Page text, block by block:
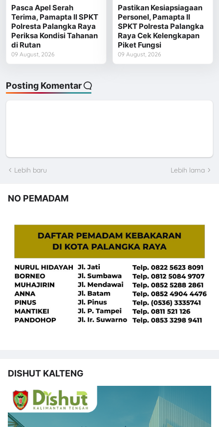
Pasca Apel Serah
Terima, Pamapta II SPKT
Polresta Palangka Raya
Periksa Kondisi Tahanan
di Rutan
09 August, 2026
Pastikan Kesiapsiagaan
Personel, Pamapta II
SPKT Polresta Palangka
Raya Cek Kelengkapan
Piket Fungsi
09 August, 2026
Posting Komentar
Lebih baru Lebih lama
NO PEMADAM
DISHUT KALTENG